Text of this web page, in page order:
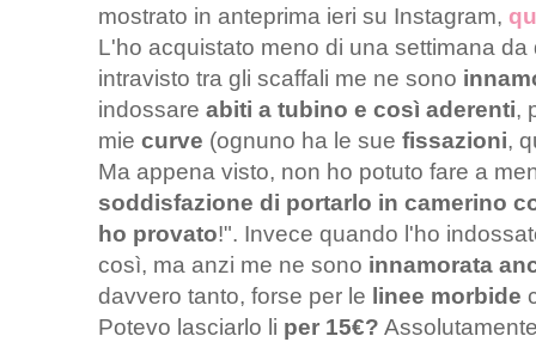
mostrato in anteprima ieri su Instagram,
L'ho acquistato meno di una settimana
intravisto tra gli scaffali me ne sono
indossare abiti a tubino e così aderenti,
mie curve (ognuno ha le sue fissazioni,
Ma appena visto, non ho potuto fare a
soddisfazione di portarlo in camerino
ho provato!". Invece quando l'ho
così, ma anzi me ne sono innamorata
davvero tanto, forse per le linee morbide
Potevo lasciarlo li per 15€?